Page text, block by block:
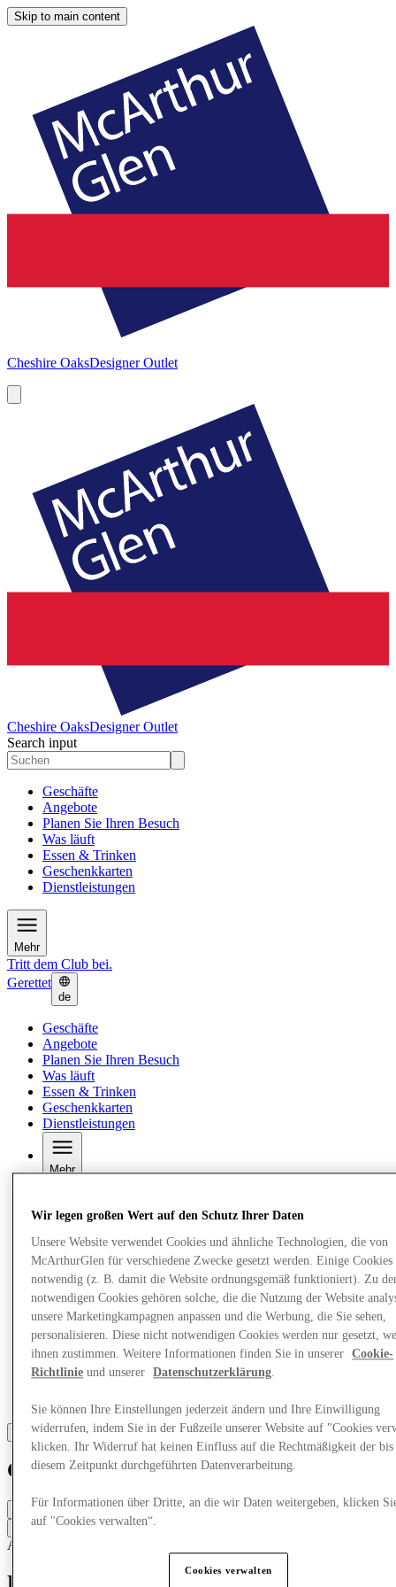
Skip to main content
Cheshire OaksDesigner Outlet
Cheshire OaksDesigner Outlet
Search input
Geschäfte
Angebote
Planen Sie Ihren Besuch
Was läuft
Essen & Trinken
Geschenkkarten
Dienstleistungen
Mehr
Tritt dem Club bei.
Gerettet
de
Geschäfte
Angebote
Planen Sie Ihren Besuch
Was läuft
Essen & Trinken
Geschenkkarten
Dienstleistungen
Mehr
Coach
Geschlossen
Kontaktiere den Store
Accessoires & Taschen
Wir legen großen Wert auf den Schutz Ihrer Daten
Unsere Website verwendet Cookies und ähnliche Technologien, die von
McArthurGlen für verschiedene Zwecke gesetzt werden. Einige Cookies
notwendig (z. B. damit die Website ordnungsgemäß funktioniert). Zu
notwendigen Cookies gehören solche, die die Nutzung der Website
unsere Marketingkampagnen anpassen und die Werbung, die Sie sehen,
personalisieren. Diese nicht notwendigen Cookies werden nur gesetzt,
ihnen zustimmen. Weitere Informationen finden Sie in unserer
Cookie-
Richtlinie und unserer Datenschutzerklärung
Sie können Ihre Einstellungen jederzeit ändern und Ihre Einwilligung
widerrufen, indem Sie in der Fußzeile unserer Website auf "Cookies
klicken. Ihr Widerruf hat keinen Einfluss auf die Rechtmäßigkeit der bis
diesem Zeitpunkt durchgeführten Datenverarbeitung.
Für Informationen über Dritte, an die wir Daten weitergeben, klicken
auf "Cookies verwalten“.
Cookies verwalten